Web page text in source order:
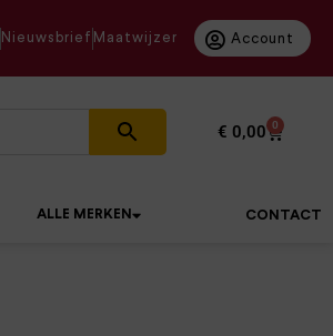
Nieuwsbrief Maatwijzer Account
€ 0,00 0
ALLE MERKEN CONTACT